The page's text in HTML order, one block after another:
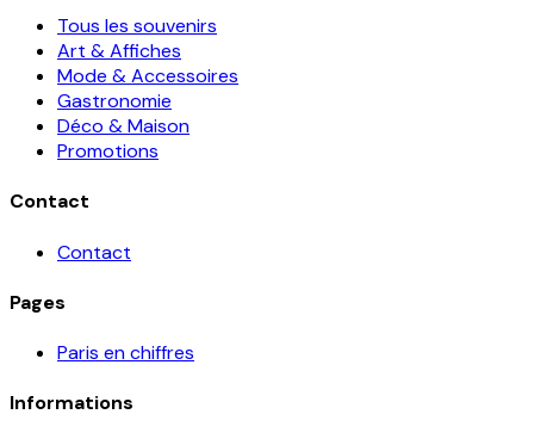
Tous les souvenirs
Art & Affiches
Mode & Accessoires
Gastronomie
Déco & Maison
Promotions
Contact
Contact
Pages
Paris en chiffres
Informations